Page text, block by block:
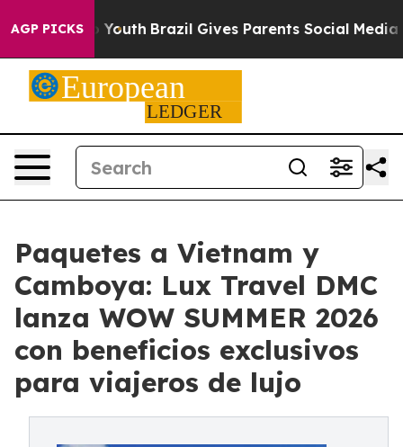
AGP PICKS
to Youth Brazil Gives Parents Social Media
Paquetes a Vietnam y
Camboya: Lux Travel DMC
lanza WOW SUMMER 2026
con beneficios exclusivos
para viajeros de lujo